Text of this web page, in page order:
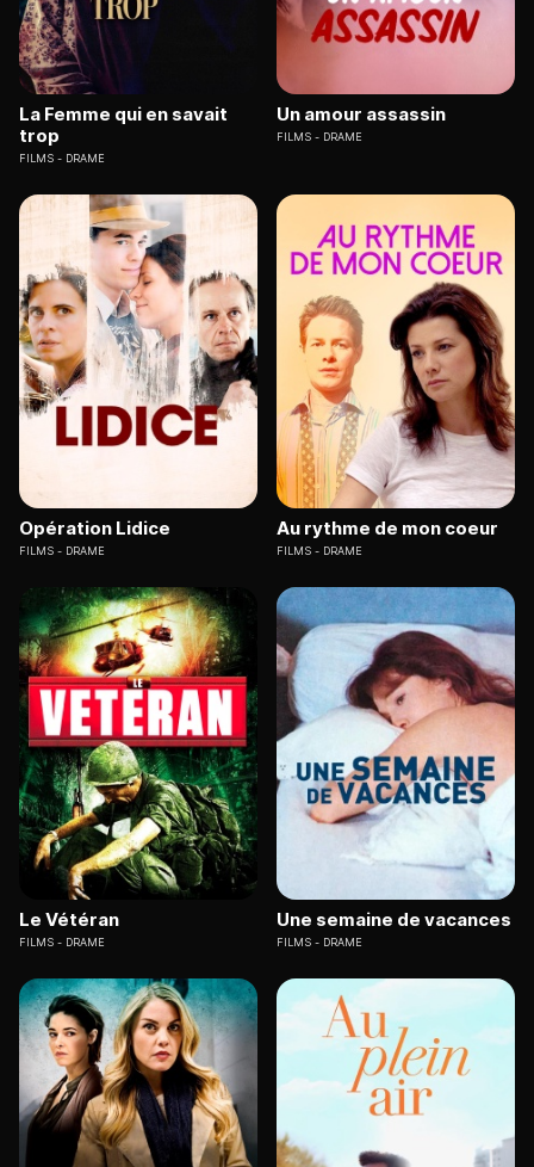
La Femme qui en savait
trop
FILMS DRAME
Un amour assassin
FILMS DRAME
Opération Lidice
FILMS DRAME
Au rythme de mon coeur
FILMS DRAME
Le Vétéran
FILMS DRAME
Une semaine de vacances
FILMS DRAME